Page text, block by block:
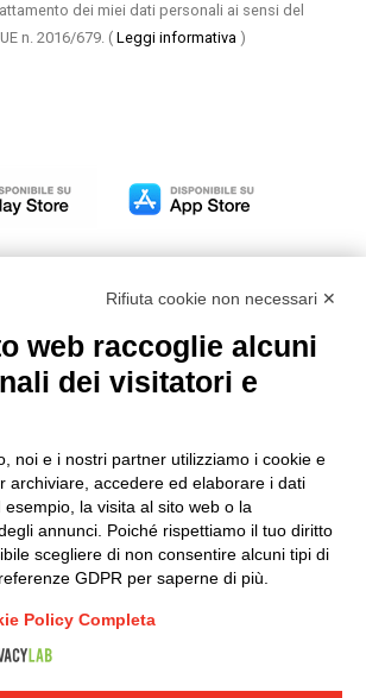
dei miei dati personali ai sensi del
n. 2016/679. ( Leggi informativa )
LINKEDIN YOUTUBE
gestione e controllo – D. lgs.
231/2001
di vendita DKC Power Solutions
generali di acquisto
Codice etico
Rifiuta cookie non necessari ✕
web raccoglie alcuni
dei visitatori e
noi e i nostri partner utilizziamo i cookie e
archiviare, accedere ed elaborare i dati
la visita al sito web o la
annunci. Poiché rispettiamo il tuo diritto
scegliere di non consentire alcuni tipi di
GDPR per saperne di più.
Policy Completa